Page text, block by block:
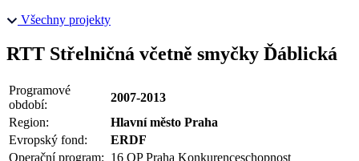
Všechny projekty
RTT Střelničná včetně smyčky Ďáblická
Programové
období:
2007-2013
Region:
Hlavní město Praha
Evropský fond:
ERDF
Operační program: 16 OP Praha Konkurenceschopnost